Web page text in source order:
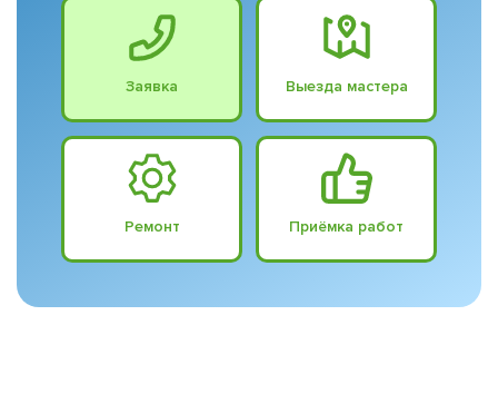
Заявка Выезда мастера
Ремонт Приёмка работ